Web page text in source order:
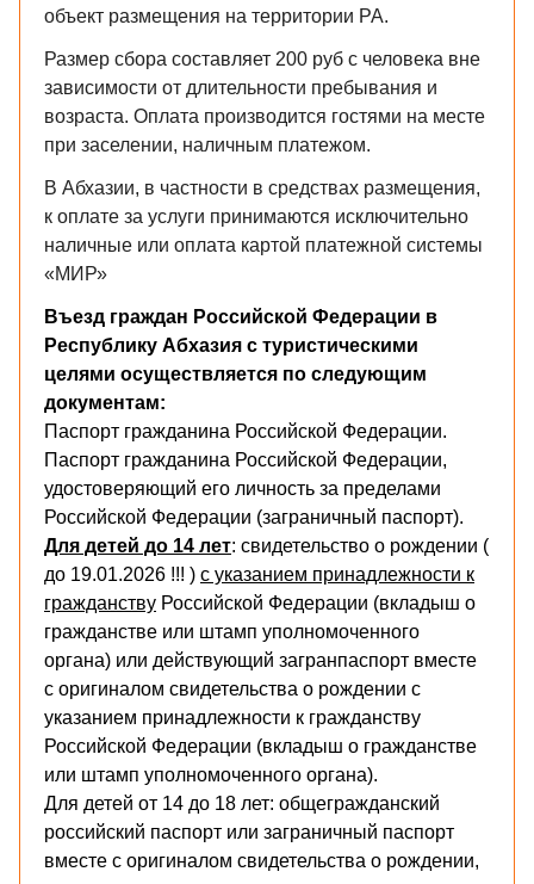
объект размещения на территории РА.
Размер сбора составляет 200 руб с человека вне
зависимости от длительности пребывания и
возраста. Оплата производится гостями на месте
при заселении, наличным платежом.
В Абхазии, в частности в средствах размещения,
к оплате за услуги принимаются исключительно
наличные или оплата картой платежной системы
«МИР»
Въезд граждан Российской Федерации в
Республику Абхазия с туристическими
целями осуществляется по следующим
документам:
Паспорт гражданина Российской Федерации.
Паспорт гражданина Российской Федерации,
удостоверяющий его личность за пределами
Российской Федерации (заграничный паспорт).
Для детей до 14 лет: свидетельство о рождении (
до 19.01.2026 !!! ) с указанием принадлежности к
гражданству Российской Федерации (вкладыш о
гражданстве или штамп уполномоченного
органа) или действующий загранпаспорт вместе
с оригиналом свидетельства о рождении с
указанием принадлежности к гражданству
Российской Федерации (вкладыш о гражданстве
или штамп уполномоченного органа).
Для детей от 14 до 18 лет: общегражданский
российский паспорт или заграничный паспорт
вместе с оригиналом свидетельства о рождении,